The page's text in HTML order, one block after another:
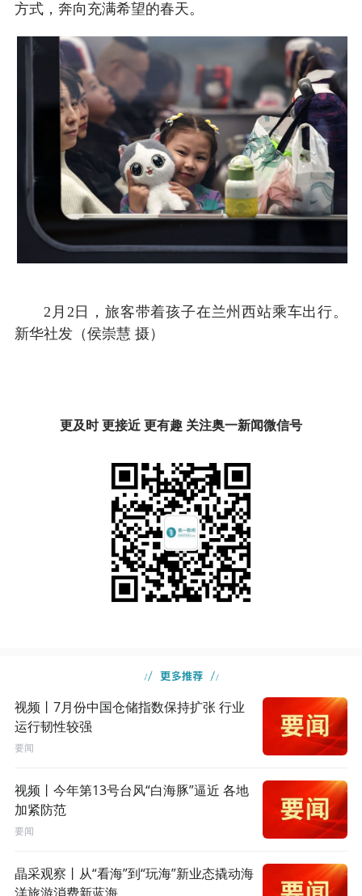
方式，奔向充满希望的春天。
2月2日，旅客带着孩子在兰州西站乘车出行。
新华社发（侯崇慧 摄）
更及时 更接近 更有趣 关注奥一新闻微信号
视频丨7月份中国仓储指数保持扩张 行业
运行韧性较强
要闻
视频丨今年第13号台风“白海豚”逼近 各地
加紧防范
要闻
晶采观察丨从“看海”到“玩海”新业态撬动海
洋旅游消费新蓝海